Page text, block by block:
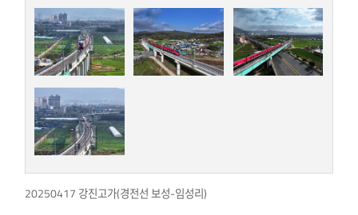
20250417 강진고가(경전선 보성-임성리)